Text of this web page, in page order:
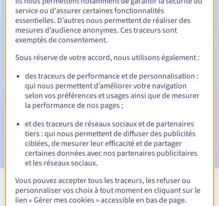
Période de rédemption 30 jours
Notifications automatiques :
Emails d'avertissement : 60, 30, 15, 7 et 3 jours avant la
date d'échéance
Email le jour de l'expirationpour notification de la
suspension du nom de domaine
Email après la Redemption Grace Periodpour notification
de la suppression du nom de domaine
Voir toutes les extensions
service ou d'assurer certaines fonctionnalités
essentielles. D’autres nous permettent de réaliser des
mesures d’audience anonymes. Ces traceurs sont
exemptés de consentement.
Sous réserve de votre accord, nous utilisons également :
des traceurs de performance et de personnalisation :
qui nous permettent d’améliorer votre navigation
selon vos préférences et usages ainsi que de mesurer
la performance de nos pages ;
et des traceurs de réseaux sociaux et de partenaires
tiers : qui nous permettent de diffuser des publicités
ciblées, de mesurer leur efficacité et de partager
certaines données avec nos partenaires publicitaires
et les réseaux sociaux.
Vous pouvez accepter tous les traceurs, les refuser ou
personnaliser vos choix à tout moment en cliquant sur le
lien « Gérer mes cookies » accessible en bas de page.